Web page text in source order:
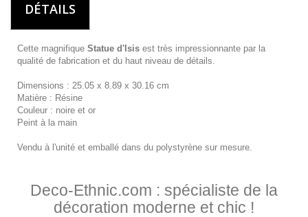
DÉTAILS
Cette magnifique Statue d'Isis est très impressionnante par la
qualité de fabrication et du haut niveau de détails.
Dimensions : 25.05 x 8.89 x 30.16 cm
Matière : Résine
Couleur : noire et or
Peint à la main
Vendu à l'unité et emballé dans du polystyrène sur mesure.
Deco-Ethnic.com : spécialiste de la
décoration moderne et chic !